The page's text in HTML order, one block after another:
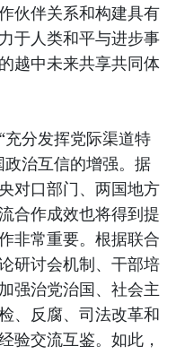
伙伴关系和构建具有
于人类和平与进步事
越中未来共享共同体
充分发挥党际渠道特
治互信的增强。据
对口部门、两国地方
合作成效也将得到提
非常重要。根据联合
研讨会机制、干部培
强治党治国、社会主
、反腐、司法改革和
验交流互鉴。如此，